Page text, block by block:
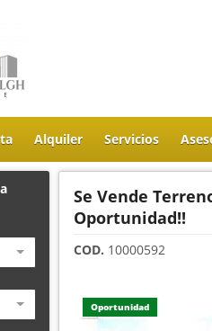
Alquiler Servicios
Se Vende
Oportunidad!!
COD. 10000592
Oportunidad